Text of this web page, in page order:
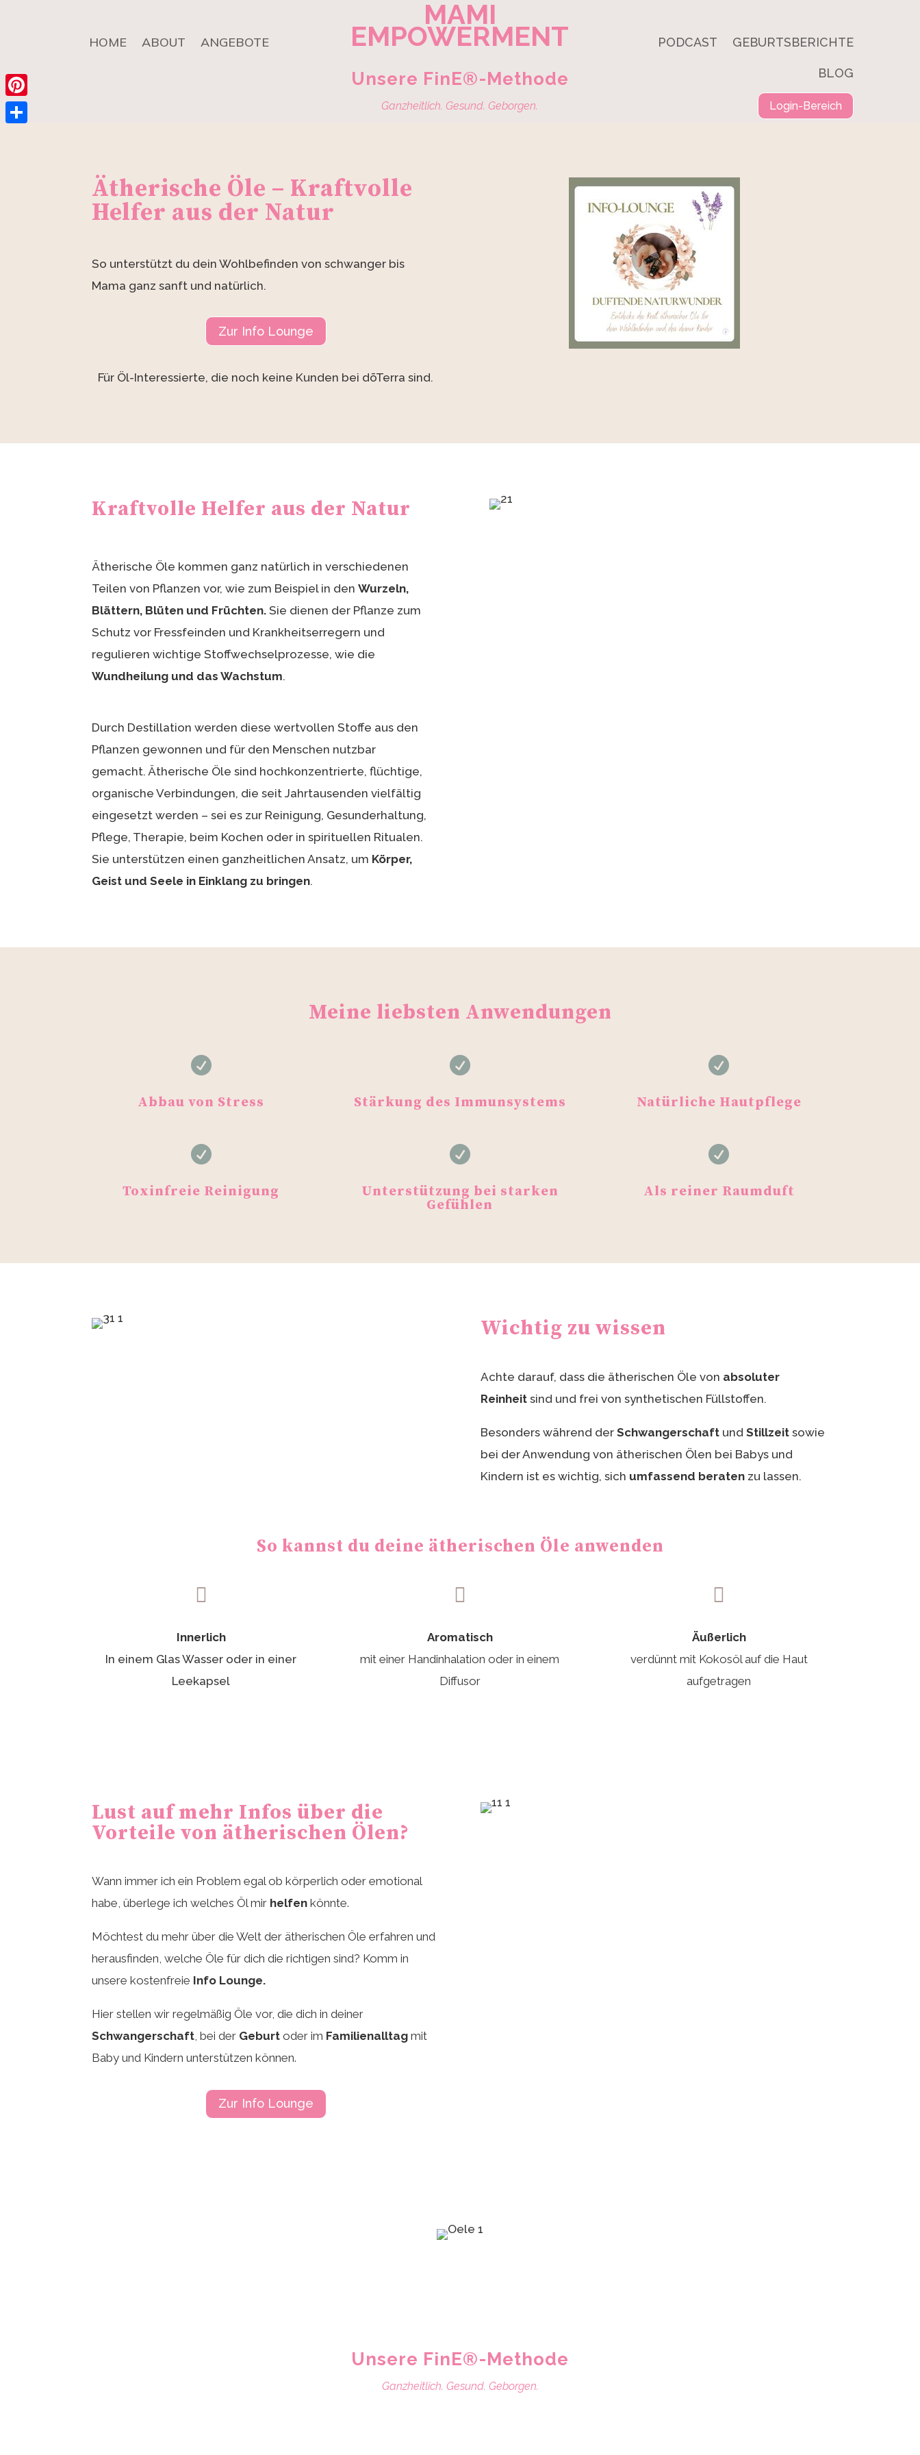
HOME ABOUT ANGEBOTE
MAMI
EMPOWERMENT
Unsere FinE®-Methode
Ganzheitlich. Gesund. Geborgen.
PODCAST GEBURTSBERICHTE
BLOG
Login-Bereich
Ätherische Öle – Kraftvolle
Helfer aus der Natur
So unterstützt du dein Wohlbefinden von schwanger bis
Mama ganz sanft und natürlich.
Zur Info Lounge
Für Öl-Interessierte, die noch keine Kunden bei dōTerra sind.
Kraftvolle Helfer aus der Natur
Ätherische Öle kommen ganz natürlich in verschiedenen
Teilen von Pflanzen vor, wie zum Beispiel in denWurzeln,
Blättern, Blüten und Früchten. Sie dienen der Pflanze zum
Schutz vor Fressfeinden und Krankheitserregern und
regulieren wichtige Stoffwechselprozesse, wie die
Wundheilung und das Wachstum.
Durch Destillation werden diese wertvollen Stoffe aus den
Pflanzen gewonnen und für den Menschen nutzbar
gemacht. Ätherische Öle sind hochkonzentrierte, flüchtige,
organische Verbindungen, die seit Jahrtausenden vielfältig
eingesetzt werden – sei es zur Reinigung, Gesunderhaltung,
Pflege, Therapie, beim Kochen oder in spirituellen Ritualen.
Sie unterstützen einen ganzheitlichen Ansatz, um Körper,
Geist und Seele in Einklang zu bringen.
Meine liebsten Anwendungen

Abbau von Stress

Stärkung des Immunsystems

Natürliche Hautpflege

Toxinfreie Reinigung

Unterstützung bei starken
Gefühlen

Als reiner Raumduft
Wichtig zu wissen
Achte darauf, dass die ätherischen Öle von absoluter
Reinheitsind und frei von synthetischen Füllstoffen.
Besonders während der Schwangerschaftund Stillzeitsowie
bei der Anwendung von ätherischen Ölen bei Babys und
Kindern ist es wichtig, sich umfassend beratenzu lassen.
So kannst du deine ätherischen Öle anwenden

Innerlich
In einem Glas Wasser oder in einer
Leekapsel

Aromatisch
mit einer Handinhalation oder in einem
Diffusor

Äußerlich
verdünnt mit Kokosöl auf die Haut
aufgetragen
Lust auf mehr Infos über die
Vorteile von ätherischen Ölen?
Wann immer ich ein Problem egal ob körperlich oder emotional
habe, überlege ich welches Öl mir helfen könnte.
Möchtest du mehr über die Welt der ätherischen Öle erfahren und
herausfinden, welche Öle für dich die richtigen sind? Komm in
unsere kostenfreie Info Lounge.
Hier stellen wir regelmäßig Öle vor, die dich in deiner
Schwangerschaft, bei der Geburt oder im Familienalltag mit
Baby und Kindern unterstützen können.
Zur Info Lounge
Unsere FinE®-Methode
Ganzheitlich. Gesund. Geborgen.
Pinterest